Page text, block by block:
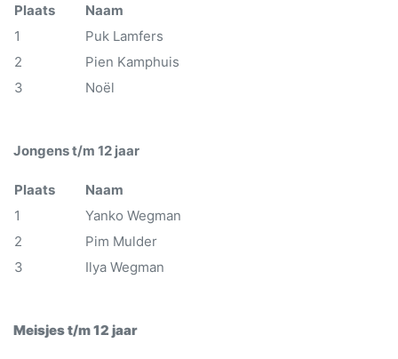
Plaats
Naam
1
Puk Lamfers
2
Pien Kamphuis
3
Noël
Jongens t/m 12 jaar
Plaats
Naam
1
Yanko Wegman
2
Pim Mulder
3
Ilya Wegman
Meisjes t/m 12 jaar